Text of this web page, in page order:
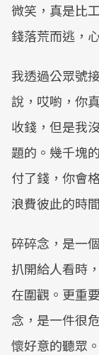
微笑，真是比
錢落荒而逃，
我透過公眾號
說，哎喲，你
收錢，但是我
題的。幾千塊
付了錢，你會
浪費彼此的時
碎碎念，是一
扒開給人看時
在圍觀。更重
念，是一件很
懷好意的聽眾。